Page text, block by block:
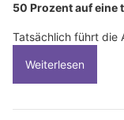
50 Prozent auf eine
Tatsächlich führt die
Weiterlesen